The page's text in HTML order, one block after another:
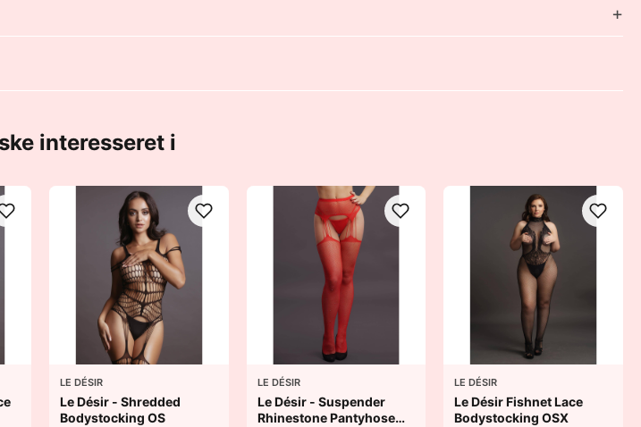
interesseret i
LE DÉSIR
Le Désir - Shredded
Bodystocking OS
LE DÉSIR
Le Désir - Suspender
Rhinestone Pantyhose
LE DÉSIR
Le Désir Fishnet Lace
Bodystocking OSX